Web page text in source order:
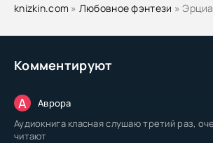
Комментируют
А Аврора
Аудиокнига класная слушаю третий раз,
читают
knizkin.com » Любовное фэнтези » Эрциане.